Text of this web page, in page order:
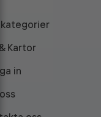
kategorier
& Kartor
in
oss